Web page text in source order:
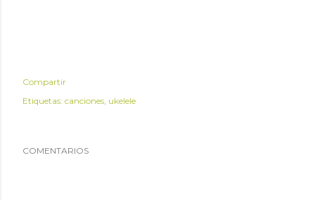
Compartir
Etiquetas: canciones ukelele
COMENTARIOS